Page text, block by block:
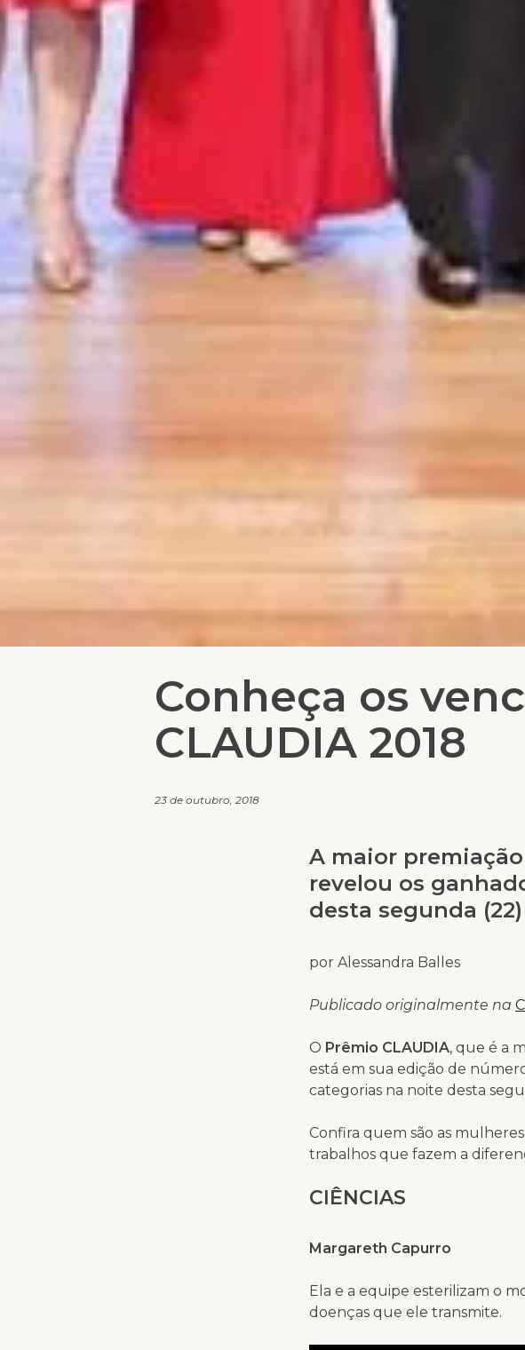
Conheça os
CLAUDIA 2018
23 de outubro, 2018
A maior
revelou os
desta segunda (22)
por Alessandra Balles
Publicado originalmente na
O Prêmio CLAUDIA, que é a
está em sua edição de
categorias na noite desta
Confira quem são as
trabalhos que fazem a
CIÊNCIAS
Margareth Capurro
Ela e a equipe esterilizam o
doenças que ele transmite.